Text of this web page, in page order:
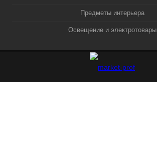
Предметы интерьера
Освещение и электротовары